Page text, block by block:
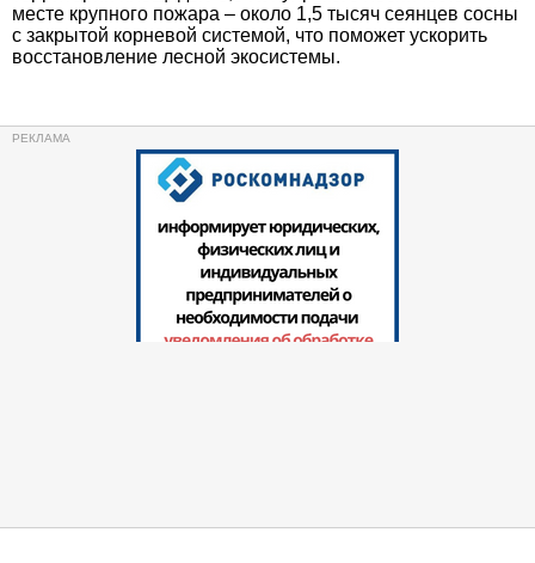
месте крупного пожара – около 1,5 тысяч сеянцев сосны
с закрытой корневой системой, что поможет ускорить
восстановление лесной экосистемы.